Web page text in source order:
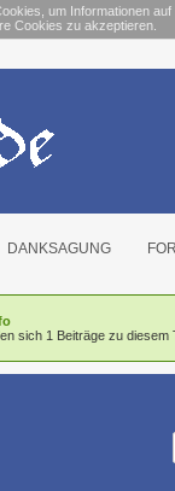
DANKSAGUNG
sich 1 Beiträge zu
um Informationen
Cookies zu akzeptieren.